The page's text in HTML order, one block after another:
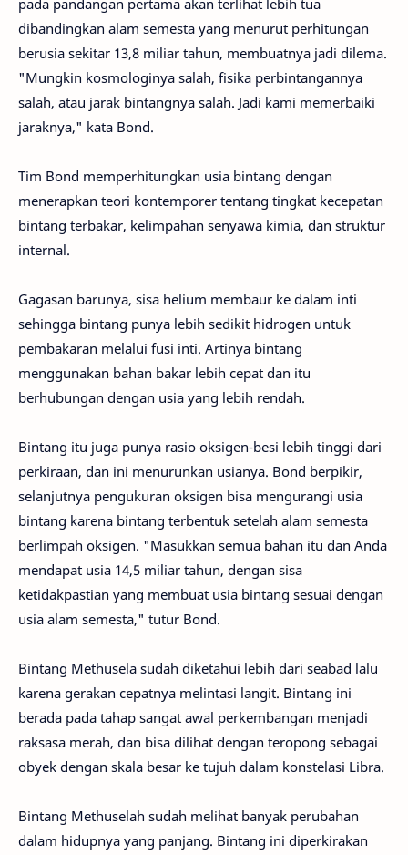
pada pandangan pertama akan terlihat lebih tua
dibandingkan alam semesta yang menurut perhitungan
berusia sekitar 13,8 miliar tahun, membuatnya jadi dilema.
"Mungkin kosmologinya salah, fisika perbintangannya
salah, atau jarak bintangnya salah. Jadi kami memerbaiki
jaraknya," kata Bond.
Tim Bond memperhitungkan usia bintang dengan
menerapkan teori kontemporer tentang tingkat kecepatan
bintang terbakar, kelimpahan senyawa kimia, dan struktur
internal.
Gagasan barunya, sisa helium membaur ke dalam inti
sehingga bintang punya lebih sedikit hidrogen untuk
pembakaran melalui fusi inti. Artinya bintang
menggunakan bahan bakar lebih cepat dan itu
berhubungan dengan usia yang lebih rendah.
Bintang itu juga punya rasio oksigen-besi lebih tinggi dari
perkiraan, dan ini menurunkan usianya. Bond berpikir,
selanjutnya pengukuran oksigen bisa mengurangi usia
bintang karena bintang terbentuk setelah alam semesta
berlimpah oksigen. "Masukkan semua bahan itu dan Anda
mendapat usia 14,5 miliar tahun, dengan sisa
ketidakpastian yang membuat usia bintang sesuai dengan
usia alam semesta," tutur Bond.
Bintang Methusela sudah diketahui lebih dari seabad lalu
karena gerakan cepatnya melintasi langit. Bintang ini
berada pada tahap sangat awal perkembangan menjadi
raksasa merah, dan bisa dilihat dengan teropong sebagai
obyek dengan skala besar ke tujuh dalam konstelasi Libra.
Bintang Methuselah sudah melihat banyak perubahan
dalam hidupnya yang panjang. Bintang ini diperkirakan